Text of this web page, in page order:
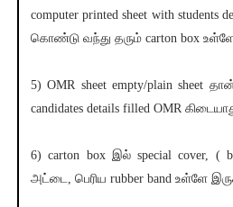
computer printed sheet with students
கொண்டு வந்து தரும் carton box
5) OMR sheet empty/plain sheet
candidates details filled OMR
6) carton box இல் special cover, (
அட்டை, பெரிய rubber band உள்ளே